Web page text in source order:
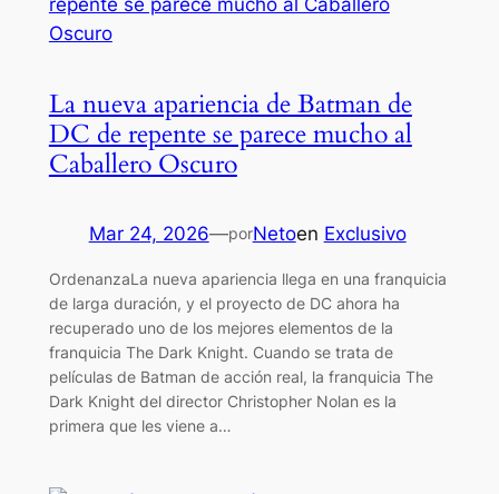
La nueva apariencia de Batman de
DC de repente se parece mucho al
Caballero Oscuro
Mar 24, 2026—porNetoen Exclusivo
OrdenanzaLa nueva apariencia llega en una franquicia
de larga duración, y el proyecto de DC ahora ha
recuperado uno de los mejores elementos de la
franquicia The Dark Knight. Cuando se trata de
películas de Batman de acción real, la franquicia The
Dark Knight del director Christopher Nolan es la
primera que les viene a…